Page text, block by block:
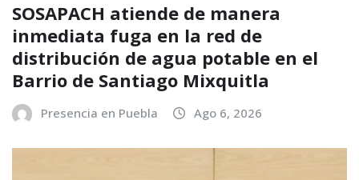
SOSAPACH atiende de manera
inmediata fuga en la red de
distribución de agua potable en el
Barrio de Santiago Mixquitla
Presencia en Puebla Ago 6, 2026